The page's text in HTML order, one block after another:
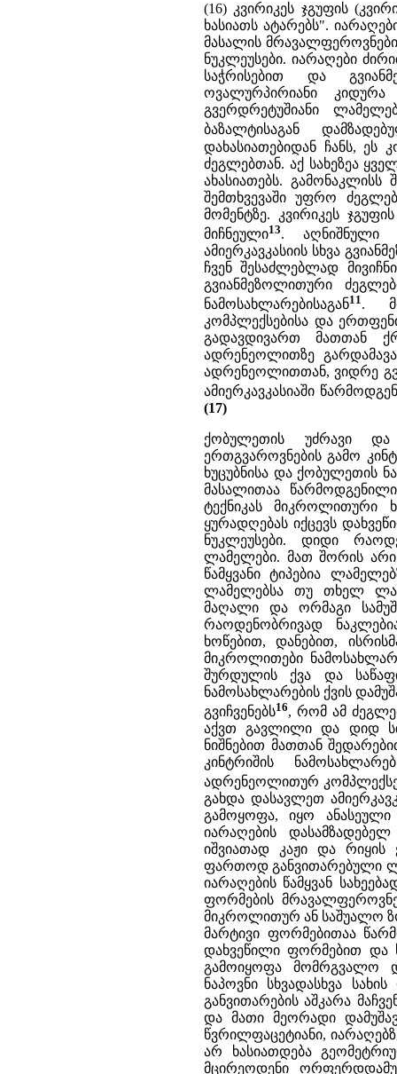
(16) კვირიკეს ჯგუფის
ხასიათს ატარებს".
მასალის
ნუკლეუსები. იარაღები
საჭრისებით და
ოვალურპირიანი
გვერდრეტუშიანი
ბაზალტისაგან
დახასიათებიდან ჩანს,
ძეგლებთან. აქ სახეზეა
ახასიათებს.
შემთხვევაში უფრო
მომენტზე. კვირიკეს
მიჩნეული13. აღნიშნული
ამიერკავკასიის სხვა
ჩვენ შესაძლებლად
გვიანმეზოლითური
ნამოსახლარებისაგან11 .
კომპლექსებისა და
გადავდივართ მათთან
ადრენეოლითზე
ადრენეოლითთან, ვიდრე
ამიერკავკასიაში
(17)
ქობულეთის უძრავი და
ერთგვაროვნების გამო
ხუცუბნისა და ქობულეთის
მასალითაა
ტექნიკას მიკროლითური
ყურადღებას იქცევს
ნუკლეუსები. დიდი
ლამელები. მათ შორის
წამყვანი ტიპებია
ლამელებსა თუ თხელ
მაღალი და ორმაგი
რაოდენობრივად
ხოწებით, დანებით,
მიკროლითები
შურდულის ქვა და
ნამოსახლარების ქვის
გვიჩვენებს16, რომ ამ
აქვთ გავლილი და დიდ
ნიშნებით მათთან
კინტრიშის
ადრენეოლითურ
გახდა დასავლეთ
გამოყოფა, იყო ანასეული
იარაღების
იშვიათად კაჟი და რიყის
ფართოდ განვითარებული
იარაღების წამყვან
ფორმების
მიკროლითურ ან საშუალო
მარტივი ფორმებითაა
დახვეწილი ფორმებით და
გამოიყოფა მომრგვალო
ნაპოვნი სხვადასხვა
განვითარების აშკარა
და მათი მეორადი
წვრილფაცეტიანი,
არ ხასიათდება
მცირეოდენი